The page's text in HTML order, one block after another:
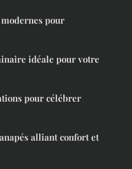
pour
idéale pour votre
pour célébrer
alliant confort et